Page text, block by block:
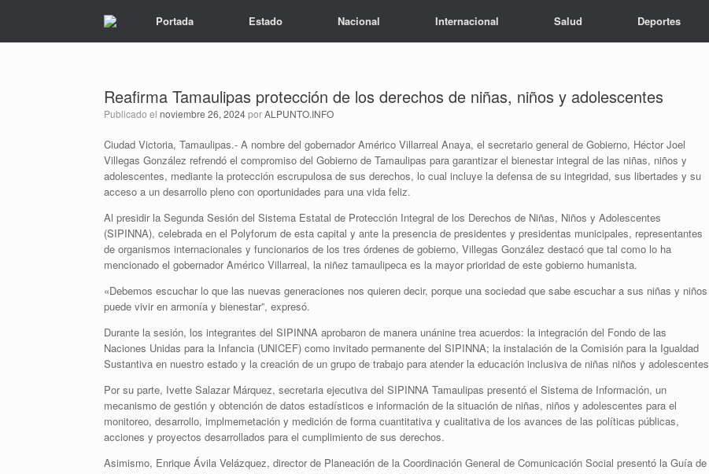
Portada Estado Nacional Internacional Salud Deportes
Reafirma Tamaulipas protección de los derechos de niñas, niños y adolescentes
Publicado el noviembre 26, 2024porALPUNTO.INFO
Ciudad Victoria, Tamaulipas.- A nombre del gobernador Américo Villarreal Anaya, el secretario general de Gobierno, Héctor Joel
Villegas González refrendó el compromiso del Gobierno de Tamaulipas para garantizar el bienestar integral de las niñas, niños y
adolescentes, mediante la protección escrupulosa de sus derechos, lo cual incluye la defensa de su integridad, sus libertades y su
acceso a un desarrollo pleno con oportunidades para una vida feliz.
Al presidir la Segunda Sesión del Sistema Estatal de Protección Integral de los Derechos de Niñas, Niños y Adolescentes
(SIPINNA), celebrada en el Polyforum de esta capital y ante la presencia de presidentes y presidentas municipales, representantes
de organismos internacionales y funcionarios de los tres órdenes de gobierno, Villegas González destacó que tal como lo ha
mencionado el gobernador Américo Villarreal, la niñez tamaulipeca es la mayor prioridad de este gobierno humanista.
«Debemos escuchar lo que las nuevas generaciones nos quieren decir, porque una sociedad que sabe escuchar a sus niñas y niños
puede vivir en armonía y bienestar”, expresó.
Durante la sesión, los integrantes del SIPINNA aprobaron de manera unánine trea acuerdos: la integración del Fondo de las
Naciones Unidas para la Infancia (UNICEF) como invitado permanente del SIPINNA; la instalación de la Comisión para la Igualdad
Sustantiva en nuestro estado y la creación de un grupo de trabajo para atender la educación inclusiva de niñas niños y adolescentes
Por su parte, Ivette Salazar Márquez, secretaria ejecutiva del SIPINNA Tamaulipas presentó el Sistema de Información, un
mecanismo de gestión y obtención de datos estadísticos e información de la situación de niñas, niños y adolescentes para el
monitoreo, desarrollo, implmemetación y medición de forma cuantitativa y cualitativa de los avances de las políticas públicas,
acciones y proyectos desarrollados para el cumplimiento de sus derechos.
Asimismo, Enrique Ávila Velázquez, director de Planeación de la Coordinación General de Comunicación Social presentó la Guía de